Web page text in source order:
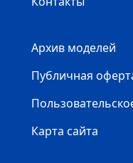
Архив моделей
Публичная
Карта сайта